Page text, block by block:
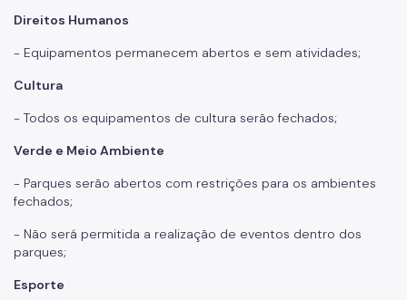
Direitos Humanos
- Equipamentos permanecem abertos e sem atividades;
Cultura
- Todos os equipamentos de cultura serão fechados;
Verde e Meio Ambiente
- Parques serão abertos com restrições para os ambientes
fechados;
- Não será permitida a realização de eventos dentro dos
parques;
Esporte